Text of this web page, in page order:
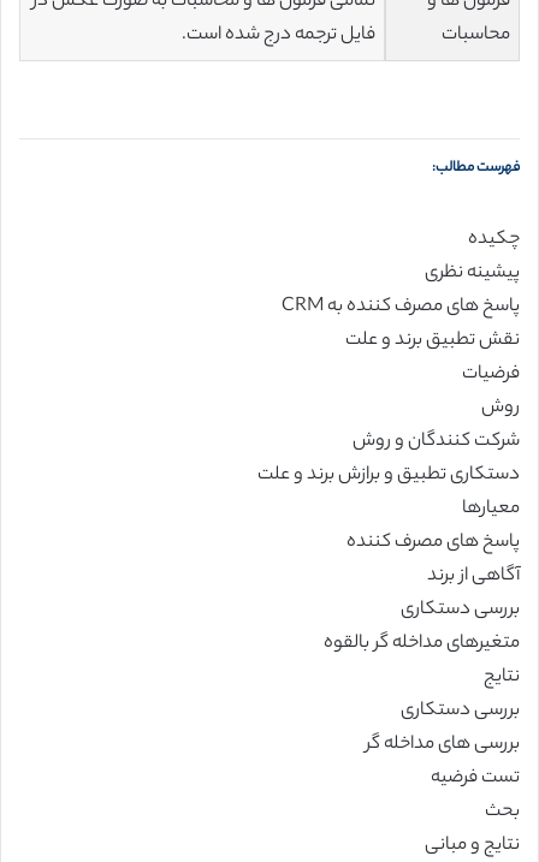
محاسبات
فایل ترجمه درج شده است.
فهرست مطالب:
چکیده
پیشینه نظری
پاسخ های مصرف کننده به CRM
نقش تطبیق برند و علت
فرضیات
روش
شرکت کنندگان و روش
دستکاری تطبیق و برازش برند و علت
معیارها
پاسخ های مصرف کننده
آگاهی از برند
بررسی دستکاری
متغیرهای مداخله گر بالقوه
نتایج
بررسی دستکاری
بررسی های مداخله گر
تست فرضیه
بحث
نتایج و مبانی